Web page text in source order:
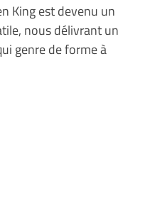
King est devenu un
nous délivrant un
genre de forme à